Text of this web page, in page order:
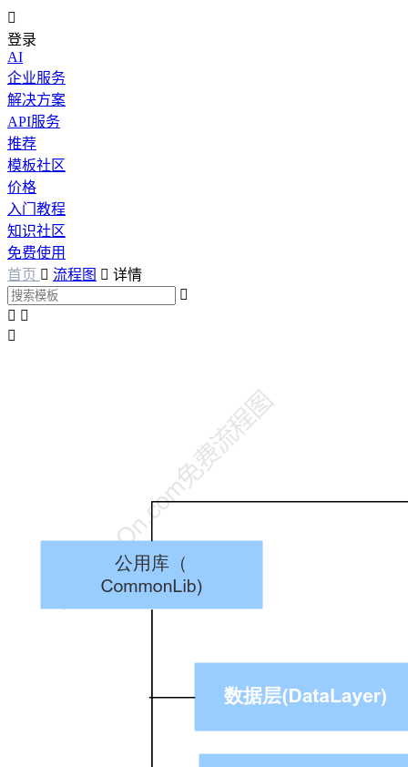

登录
AI
企业服务
解决方案
API服务
推荐
模板社区
价格
入门教程
知识社区
免费使用
首页  流程图  详情

 
